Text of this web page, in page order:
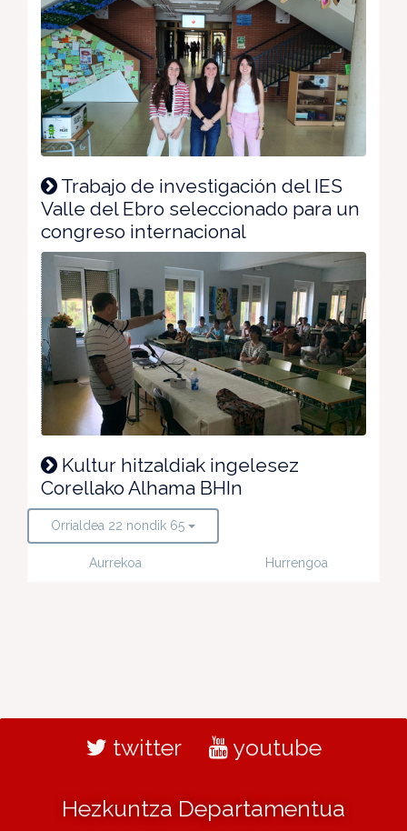
Trabajo de investigación del IES
Valle del Ebro seleccionado para un
congreso internacional
Kultur hitzaldiak ingelesez
Corellako Alhama BHIn
Orrialdea 22 nondik 65
Aurrekoa Hurrengoa
twitter youtube
Hezkuntza Departamentua